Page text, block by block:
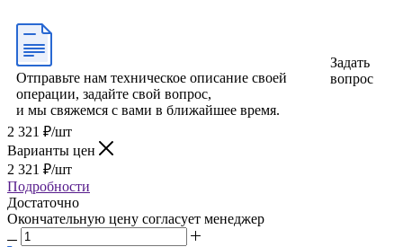
Отправьте нам техническое описание своей
операции, задайте свой вопрос,
и мы свяжемся с вами в ближайшее время.
Задать
вопрос
2 321 ₽/шт
Варианты цен
2 321 ₽/шт
Подробности
Достаточно
Окончательную цену согласует менеджер